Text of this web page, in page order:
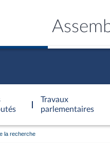
Travaux
parlementaires
la recherche